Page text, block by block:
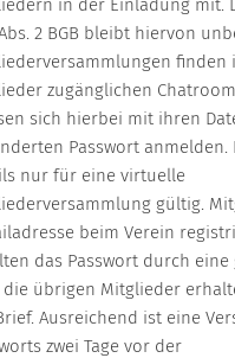
in der Einladung mit.
2 BGB bleibt hiervon
zugänglichen
sich hierbei mit ihren
Passwort anmelden.
nur für eine virtuelle
gültig.
beim Verein
das Passwort durch eine
die übrigen Mitglieder
Ausreichend ist eine
zwei Tage vor der